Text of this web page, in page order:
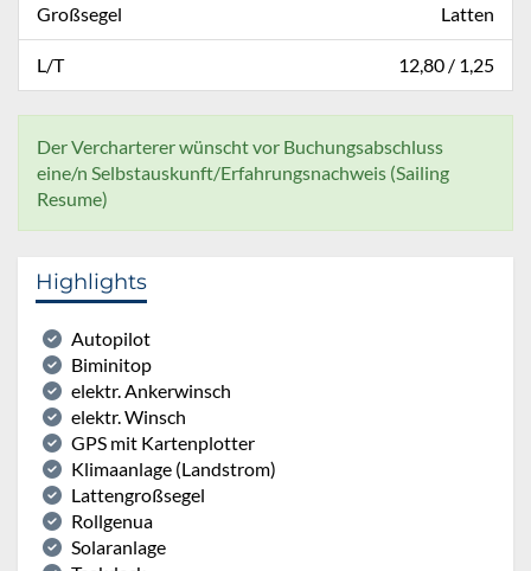
Großsegel Latten
L/T 12,80 / 1,25
Der Vercharterer wünscht vor Buchungsabschluss
eine/n Selbstauskunft/Erfahrungsnachweis (Sailing
Resume)
Highlights
Autopilot
Biminitop
elektr. Ankerwinsch
elektr. Winsch
GPS mit Kartenplotter
Klimaanlage (Landstrom)
Lattengroßsegel
Rollgenua
Solaranlage